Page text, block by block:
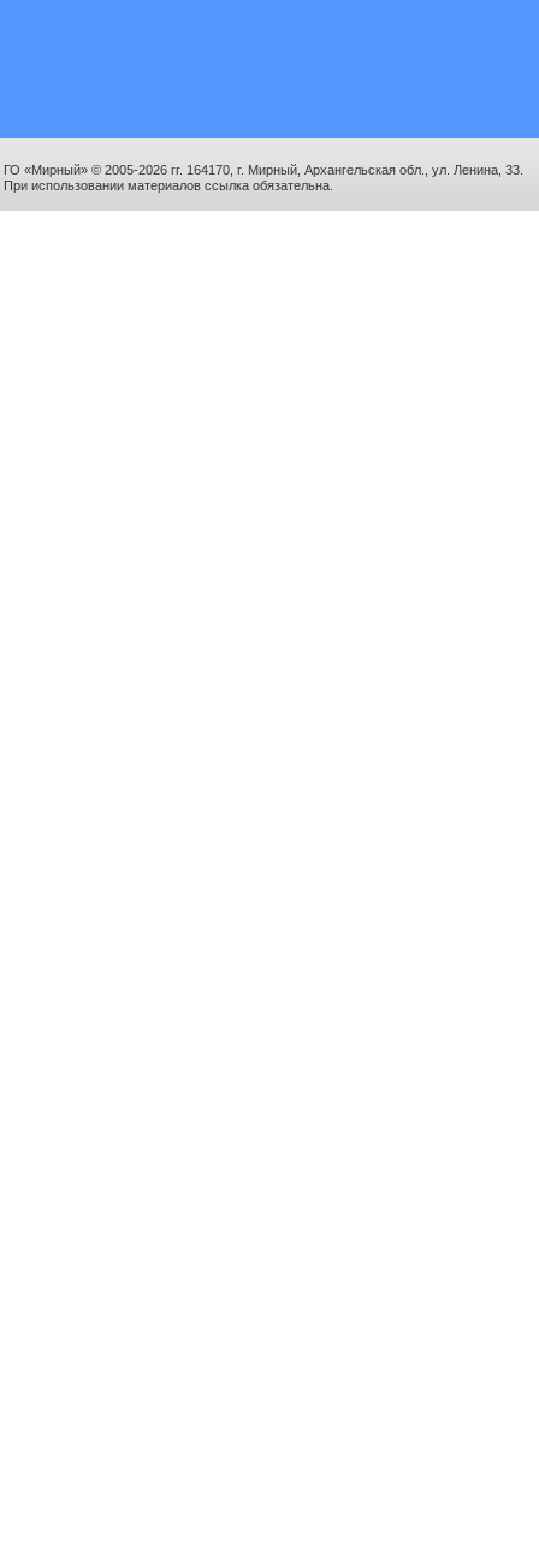
ГО «Мирный» © 2005-2026 гг. 164170, г. Мирный, Архангельская обл., ул. Ленина, 33.
При использовании материалов ссылка обязательна.